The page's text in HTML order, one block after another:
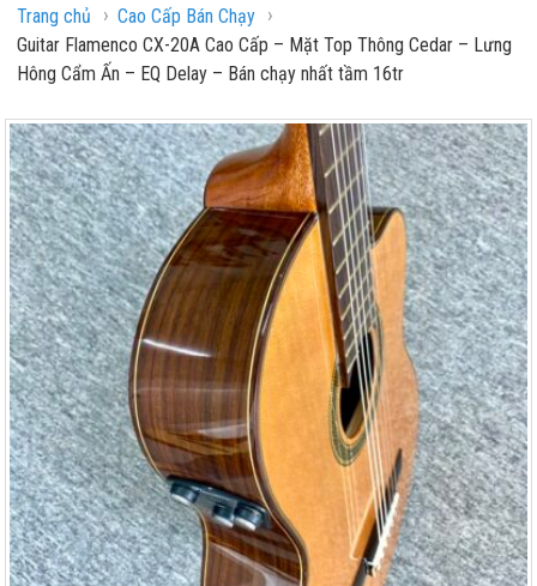
Trang chủ › Cao Cấp Bán Chạy ›
Guitar Flamenco CX-20A Cao Cấp – Mặt Top Thông Cedar – Lưng
Hông Cẩm Ấn – EQ Delay – Bán chạy nhất tầm 16tr